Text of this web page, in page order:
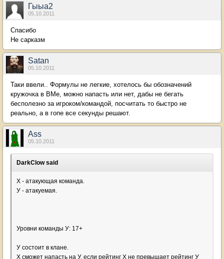
Гыыа2
05.10.2011
Спасибо
Не сарказм
Sаtan
05.10.2011
Таки ввели.. Формулы не легкие, хотелось бы обозначений
кружочка в ВМе, можно напасть или нет, дабы не бегать
бесполезно за игроком/командой, посчитать то быстро не
реально, а в гопе все секунды решают.
Ass
05.10.2011
DarkClow said
Х - атакующая команда.
У - атакуемая.
Уровни команды У: 17+
У состоит в клане.
Х сможет напасть на У, если рейтинг Х не превышает рейтинг У